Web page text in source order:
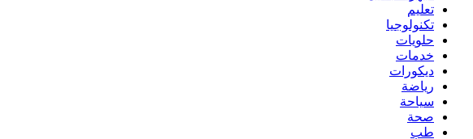
تعليم
تكنولوجيا
حلويات
خدمات
ديكورات
رياضة
سياحة
صحة
طب